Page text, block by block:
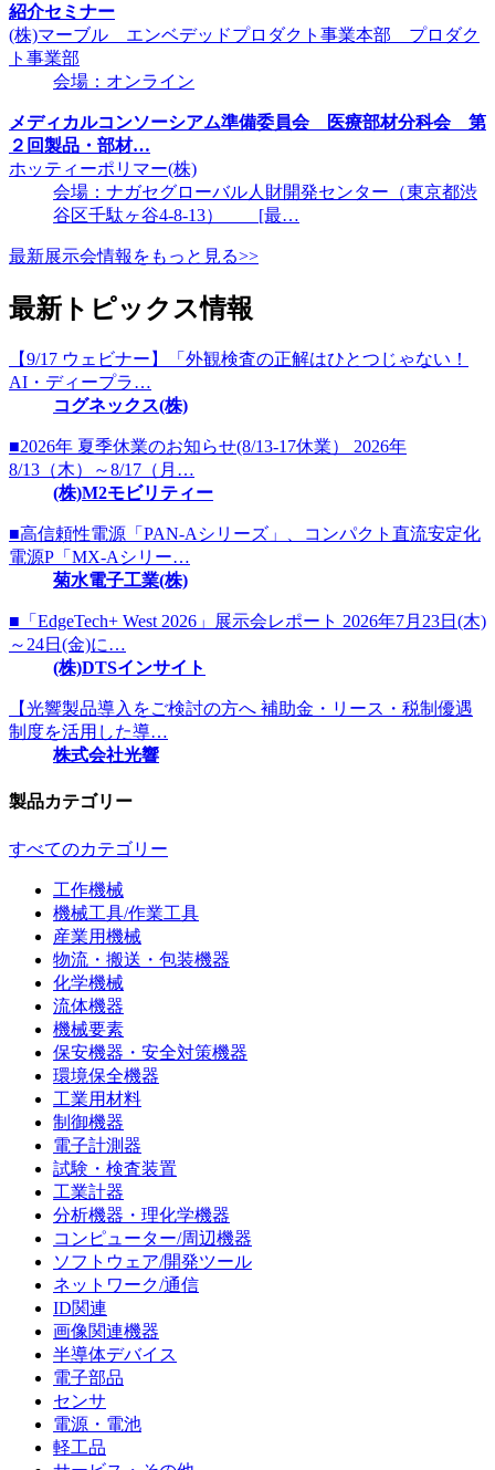
紹介セミナー
(株)マーブル エンベデッドプロダクト事業本部 プロダク
ト事業部
会場：オンライン
メディカルコンソーシアム準備委員会 医療部材分科会 第
２回製品・部材…
ホッティーポリマー(株)
会場：ナガセグローバル人財開発センター（東京都渋
谷区千駄ヶ谷4-8-13） [最…
最新展示会情報をもっと見る>>
最新トピックス情報
【9/17 ウェビナー】「外観検査の正解はひとつじゃない！
AI・ディープラ…
コグネックス(株)
■2026年 夏季休業のお知らせ(8/13-17休業） 2026年
8/13（木）～8/17（月…
(株)M2モビリティー
■高信頼性電源「PAN-Aシリーズ」、コンパクト直流安定化
電源P「MX-Aシリー…
菊水電子工業(株)
■「EdgeTech+ West 2026」展示会レポート 2026年7月23日(木)
～24日(金)に…
(株)DTSインサイト
【光響製品導入をご検討の方へ 補助金・リース・税制優遇
制度を活用した導…
株式会社光響
製品カテゴリー
すべてのカテゴリー
工作機械
機械工具/作業工具
産業用機械
物流・搬送・包装機器
化学機械
流体機器
機械要素
保安機器・安全対策機器
環境保全機器
工業用材料
制御機器
電子計測器
試験・検査装置
工業計器
分析機器・理化学機器
コンピューター/周辺機器
ソフトウェア/開発ツール
ネットワーク/通信
ID関連
画像関連機器
半導体デバイス
電子部品
センサ
電源・電池
軽工品